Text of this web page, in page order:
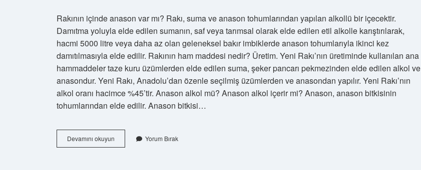
Rakının içinde anason var mı? Rakı, suma ve anason tohumlarından yapılan alkollü bir içecektir.
Damıtma yoluyla elde edilen sumanın, saf veya tarımsal olarak elde edilen etil alkolle karıştırılarak,
hacmi 5000 litre veya daha az olan geleneksel bakır imbiklerde anason tohumlarıyla ikinci kez
damıtılmasıyla elde edilir. Rakının ham maddesi nedir? Üretim. Yeni Rakı’nın üretiminde kullanılan ana
hammaddeler taze kuru üzümlerden elde edilen suma, şeker pancarı pekmezinden elde edilen alkol ve
anasondur. Yeni Rakı, Anadolu’dan özenle seçilmiş üzümlerden ve anasondan yapılır. Yeni Rakı’nın
alkol oranı hacimce %45’tir. Anason alkol mü? Anason alkol içerir mi? Anason, anason bitkisinin
tohumlarından elde edilir. Anason bitkisi…
Devamını okuyun
Rakı
Yorum Bırak